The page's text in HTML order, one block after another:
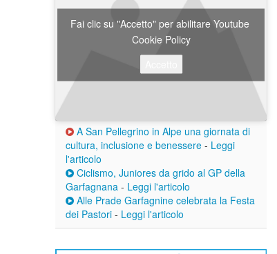
Fai clic su "Accetto" per abilitare Youtube
Cookie Policy
A San Pellegrino in Alpe una giornata di
cultura, inclusione e benessere - Leggi
l'articolo
Ciclismo, Juniores da grido al GP della
Garfagnana - Leggi l'articolo
Alle Prade Garfagnine celebrata la Festa
dei Pastori - Leggi l'articolo